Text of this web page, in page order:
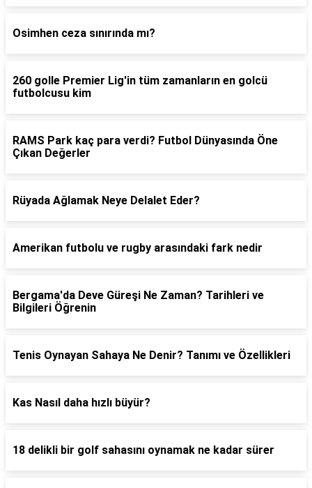
Osimhen ceza sınırında mı?
260 golle Premier Lig'in tüm zamanların en golcü
futbolcusu kim
RAMS Park kaç para verdi? Futbol Dünyasında Öne
Çıkan Değerler
Rüyada Ağlamak Neye Delalet Eder?
Amerikan futbolu ve rugby arasındaki fark nedir
Bergama'da Deve Güreşi Ne Zaman? Tarihleri ve
Bilgileri Öğrenin
Tenis Oynayan Sahaya Ne Denir? Tanımı ve Özellikleri
Kas Nasıl daha hızlı büyür?
18 delikli bir golf sahasını oynamak ne kadar sürer